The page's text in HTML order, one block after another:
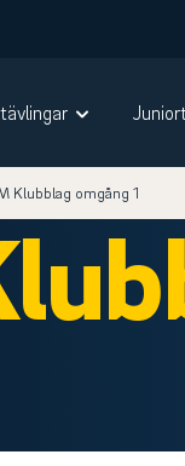
Klubblag omgång 1